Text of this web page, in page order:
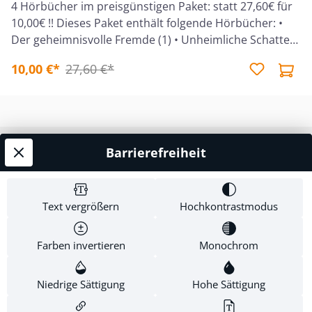
4 Hörbücher im preisgünstigen Paket: statt 27,60€ für
10,00€ !! Dieses Paket enthält folgende Hörbücher: •
Der geheimnisvolle Fremde (1) • Unheimliche Schatten
Fluss (5) Ein Hörbuch für Jungen und Mädchen ab 9
Bolik. 4 MP3-CDs im Jewelcase, Hörbücher, Gesamt-
Laufzeit: 23:51 Stunden.
10,00 €* 27,60 €*
Service-Hotline
Shop Service
Informationen
Newsletter
Text vergrößern Hochkontrastmodus
Farben invertieren Monochrom
Niedrige Sättigung Hohe Sättigung
Barrierefreiheit